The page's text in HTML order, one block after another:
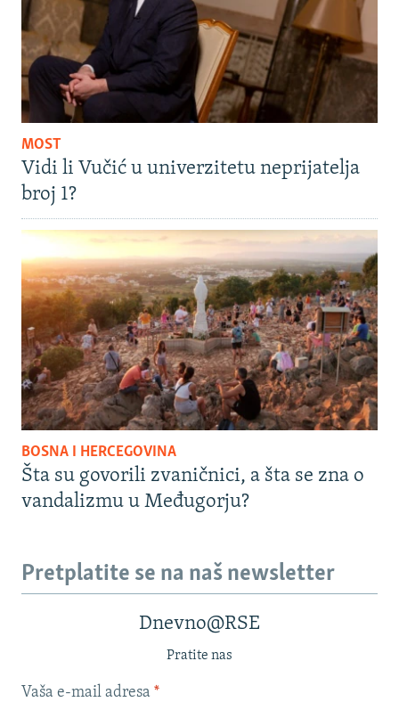
MOST
Vidi li Vučić u univerzitetu neprijatelja
broj 1?
BOSNA I HERCEGOVINA
Šta su govorili zvaničnici, a šta se zna o
vandalizmu u Međugorju?
Pretplatite se na naš newsletter
Dnevno@RSE
Pratite nas
Vaša e-mail adresa *